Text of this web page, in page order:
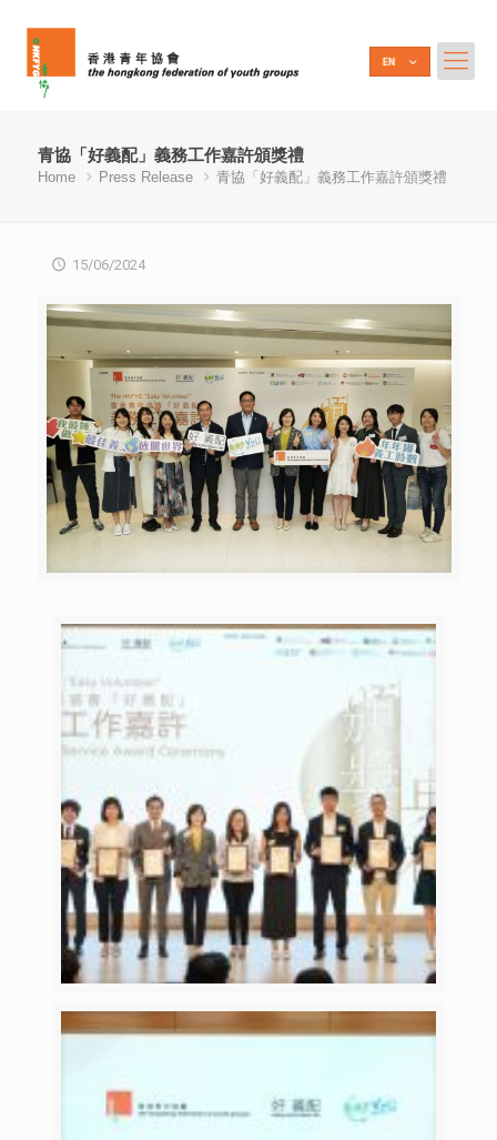
青協「好義配」義務工作嘉許頒獎禮
Home Press Release 青協「好義配」義務工作嘉許頒獎禮
15/06/2024